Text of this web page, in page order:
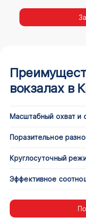
его внимание не
просмотре
вокзалах в
Масштабный охват и
Поразительное
Круглосуточный
Эффективное